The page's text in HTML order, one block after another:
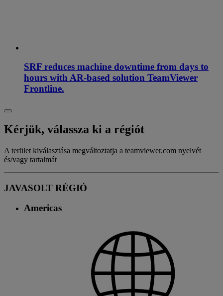
SRF reduces machine downtime from days to
hours with AR-based solution TeamViewer
Frontline.
Kérjük, válassza ki a régiót
A terület kiválasztása megváltoztatja a teamviewer.com nyelvét
és/vagy tartalmát
JAVASOLT RÉGIÓ
Americas